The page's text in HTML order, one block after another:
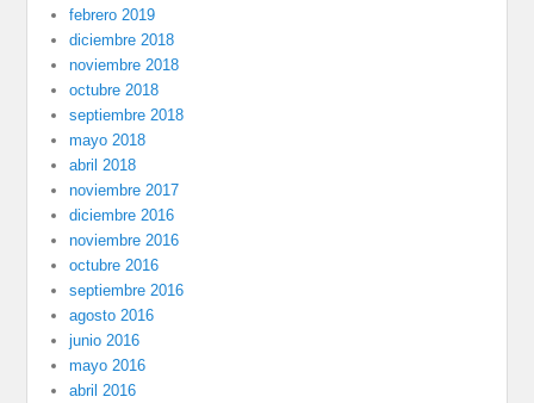
febrero 2019
diciembre 2018
noviembre 2018
octubre 2018
septiembre 2018
mayo 2018
abril 2018
noviembre 2017
diciembre 2016
noviembre 2016
octubre 2016
septiembre 2016
agosto 2016
junio 2016
mayo 2016
abril 2016